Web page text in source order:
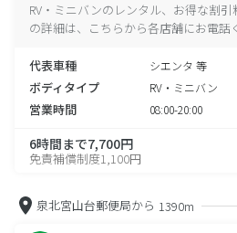
RV・ミニバンのレンタル、お得な割
の詳細は、こちらから各店舗にお電話
代表車種 シエンタ 等
ボディタイプ RV・ミニバン
営業時間 08:00-20:00
6時間まで7,700円
免責補償制度1,100円
泉北宮山台郵便局から 1390m